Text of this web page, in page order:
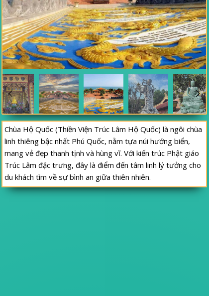
Chùa Hộ Quốc (Thiền Viện Trúc Lâm Hộ Quốc) là ngôi chùa
linh thiêng bậc nhất Phú Quốc, nằm tựa núi hướng biển,
mang vẻ đẹp thanh tịnh và hùng vĩ. Với kiến trúc Phật giáo
Trúc Lâm đặc trưng, đây là điểm đến tâm linh lý tưởng cho
du khách tìm về sự bình an giữa thiên nhiên.